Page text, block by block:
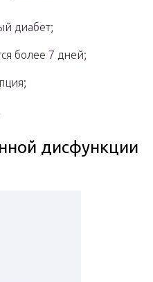
диабет;
более 7 дней;
дисфункции